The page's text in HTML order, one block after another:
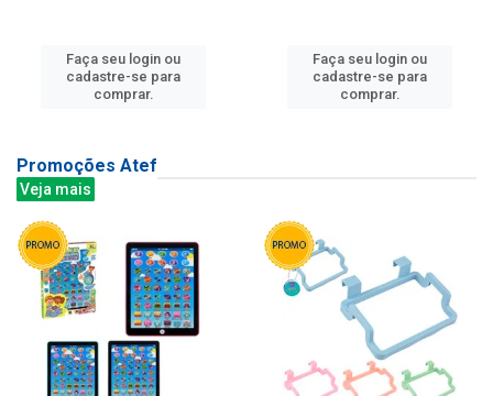
Faça seu login ou
cadastre-se para
comprar.
Faça seu login ou
cadastre-se para
comprar.
Promoções Atef
Veja mais